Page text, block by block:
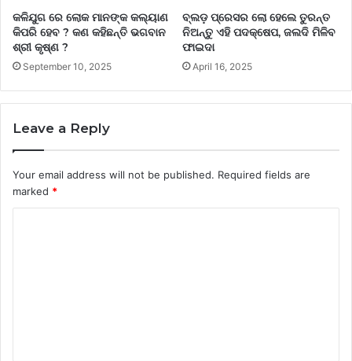
କଳିଯୁଗ ରେ ଲୋକ ମାନଙ୍କ କଲ୍ୟାଣ
କିପରି ହେବ ? କଣ କହିଛନ୍ତି ଭଗବାନ
ଶ୍ରୀ କୃଷ୍ଣ ?
September 10, 2025
ବ୍ଲଡ଼ ପ୍ରେସର ଲୋ ହେଲେ ତୁରନ୍ତ
ନିଅନ୍ତୁ ଏହି ପଦକ୍ଷେପ, ଜଲଦି ମିଳିବ
ଫାଇଦା
April 16, 2025
Leave a Reply
Your email address will not be published. Required fields are
marked *